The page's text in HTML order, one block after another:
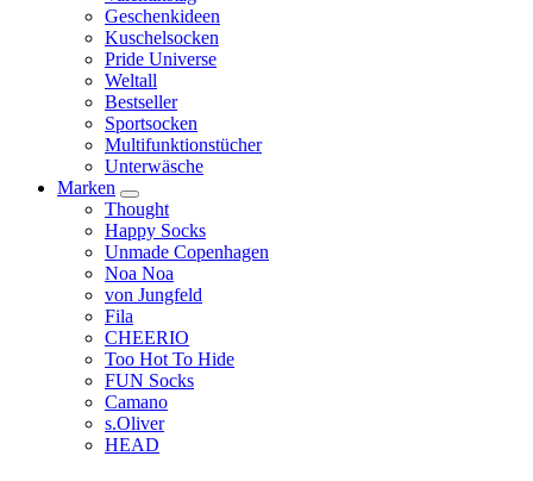
Geschenkideen
Kuschelsocken
Pride Universe
Weltall
Bestseller
Sportsocken
Multifunktionstücher
Unterwäsche
Marken
Thought
Happy Socks
Unmade Copenhagen
Noa Noa
von Jungfeld
Fila
CHEERIO
Too Hot To Hide
FUN Socks
Camano
s.Oliver
HEAD